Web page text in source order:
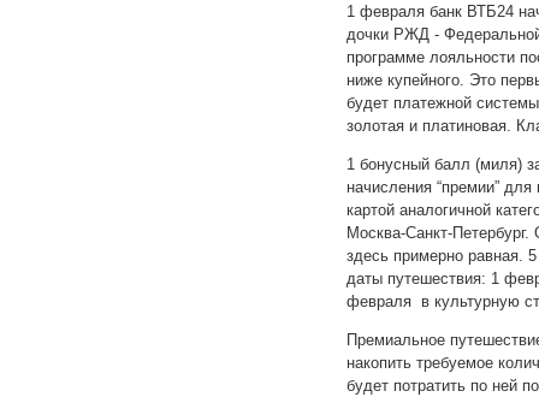
1 февраля банк ВТБ24
дочки РЖД -
программе лояльности
ниже купейного. Это
будет платежной
золотая и платиновая.
1 бонусный балл (миля)
начисления “премии”
картой аналогичной
Москва-Санкт-
здесь примерно равная.
даты путешествия: 1
февраля в культурную
Премиальное
накопить требуемое
будет потратить по ней